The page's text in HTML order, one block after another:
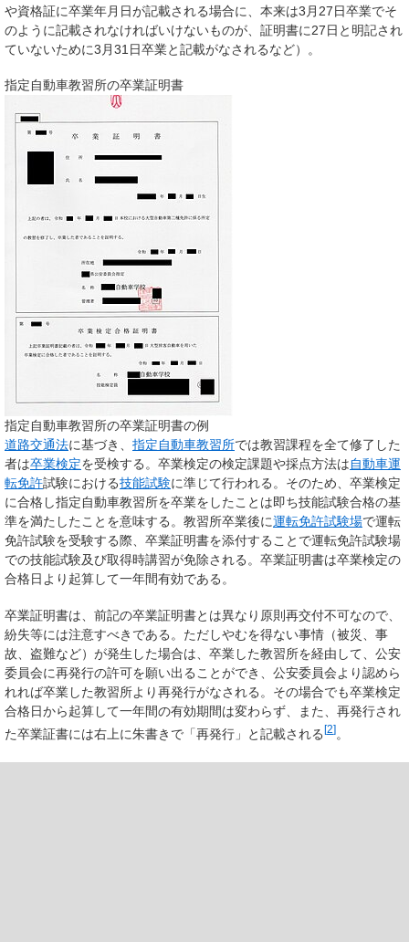
や資格証に卒業年月日が記載される場合に、本来は3月27日卒業でそ
のように記載されなければいけないものが、証明書に27日と明記され
ていないために3月31日卒業と記載がなされるなど）。
指定自動車教習所の卒業証明書
指定自動車教習所の卒業証明書の例
道路交通法に基づき、 指定自動車教習所では教習課程を全て修了した
者は卒業検定を受検する。卒業検定の検定課題や採点方法は自動車運
転免許試験における技能試験に準じて行われる。そのため、卒業検定
に合格し指定自動車教習所を卒業をしたことは即ち技能試験合格の基
準を満たしたことを意味する。教習所卒業後に運転免許試験場で運転
免許試験を受験する際、卒業証明書を添付することで運転免許試験場
での技能試験及び取得時講習が免除される。卒業証明書は卒業検定の
合格日より起算して一年間有効である。
卒業証明書は、前記の卒業証明書とは異なり原則再交付不可なので、
紛失等には注意すべきである。ただしやむを得ない事情（被災、事
故、盗難など）が発生した場合は、卒業した教習所を経由して、公安
委員会に再発行の許可を願い出ることができ、公安委員会より認めら
れれば卒業した教習所より再発行がなされる。その場合でも卒業検定
合格日から起算して一年間の有効期間は変わらず、また、再発行され
た卒業証書には右上に朱書きで「再発行」と記載される[2]。